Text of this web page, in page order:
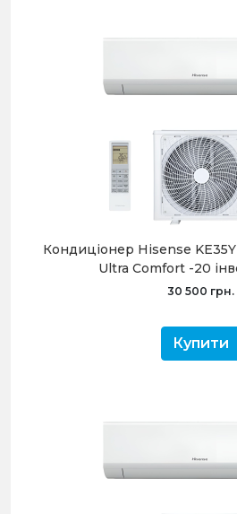
Кондиціонер Hisense
Ultra Comfort -20
30 500 грн.
Купити